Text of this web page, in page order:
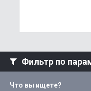
Фильтр по
Что вы ищете?